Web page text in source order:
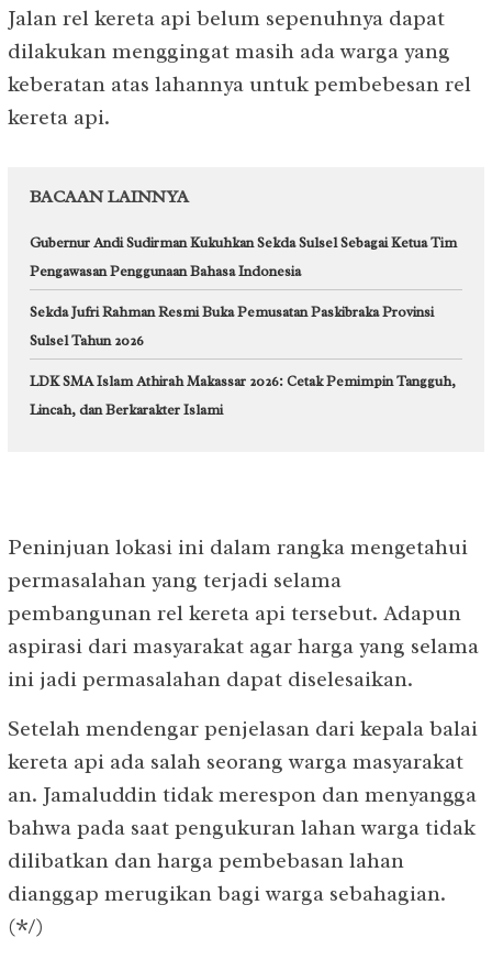
Jalan rel kereta api belum sepenuhnya dapat
dilakukan menggingat masih ada warga yang
keberatan atas lahannya untuk pembebesan rel
kereta api.
BACAAN LAINNYA
Gubernur Andi Sudirman Kukuhkan Sekda Sulsel Sebagai Ketua Tim
Pengawasan Penggunaan Bahasa Indonesia
Sekda Jufri Rahman Resmi Buka Pemusatan Paskibraka Provinsi
Sulsel Tahun 2026
LDK SMA Islam Athirah Makassar 2026: Cetak Pemimpin Tangguh,
Lincah, dan Berkarakter Islami
Peninjuan lokasi ini dalam rangka mengetahui
permasalahan yang terjadi selama
pembangunan rel kereta api tersebut. Adapun
aspirasi dari masyarakat agar harga yang selama
ini jadi permasalahan dapat diselesaikan.
Setelah mendengar penjelasan dari kepala balai
kereta api ada salah seorang warga masyarakat
an. Jamaluddin tidak merespon dan menyangga
bahwa pada saat pengukuran lahan warga tidak
dilibatkan dan harga pembebasan lahan
dianggap merugikan bagi warga sebahagian.
(*/)